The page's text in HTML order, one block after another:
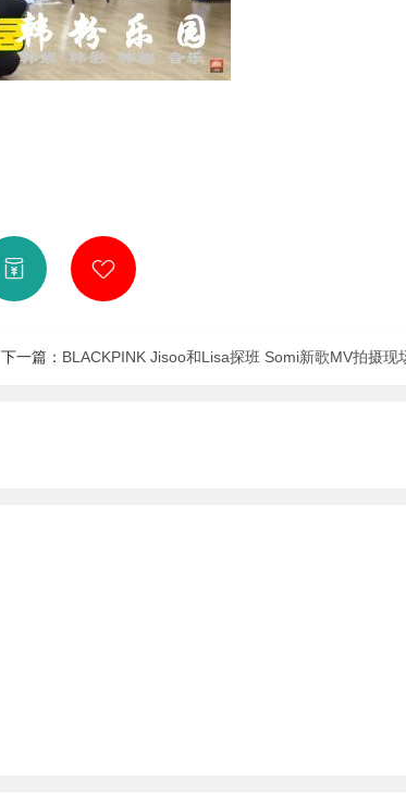
下一篇： BLACKPINK Jisoo和Lisa探班 Somi新歌MV拍摄现